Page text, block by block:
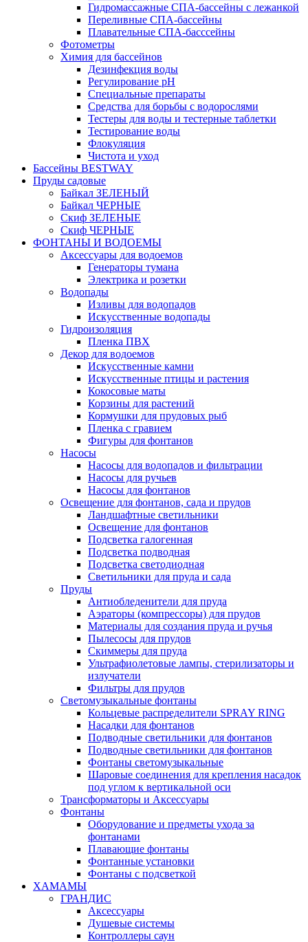
Гидромассажные СПА-бассейны с лежанкой
Переливные СПА-бассейны
Плавательные СПА-басссейны
Фотометры
Химия для бассейнов
Дезинфекция воды
Регулирование pH
Специальные препараты
Средства для борьбы с водорослями
Тестеры для воды и тестерные таблетки
Тестирование воды
Флокуляция
Чистота и уход
Бассейны BESTWAY
Пруды садовые
Байкал ЗЕЛЕНЫЙ
Байкал ЧЕРНЫЕ
Скиф ЗЕЛЕНЫЕ
Скиф ЧЕРНЫЕ
ФОНТАНЫ И ВОДОЕМЫ
Аксессуары для водоемов
Генераторы тумана
Электрика и розетки
Водопады
Изливы для водопадов
Искусственные водопады
Гидроизоляция
Пленка ПВХ
Декор для водоемов
Искусственные камни
Искусственные птицы и растения
Кокосовые маты
Корзины для растений
Кормушки для прудовых рыб
Пленка с гравием
Фигуры для фонтанов
Насосы
Насосы для водопадов и фильтрации
Насосы для ручьев
Насосы для фонтанов
Освещение для фонтанов, сада и прудов
Ландшафтные светильники
Освещение для фонтанов
Подсветка галогенная
Подсветка подводная
Подсветка светодиодная
Светильники для пруда и сада
Пруды
Антиобледенители для пруда
Аэраторы (компрессоры) для прудов
Материалы для создания пруда и ручья
Пылесосы для прудов
Скиммеры для пруда
Ультрафиолетовые лампы, стерилизаторы и
излучатели
Фильтры для прудов
Светомузыкальные фонтаны
Кольцевые распределители SPRAY RING
Насадки для фонтанов
Подводные светильники для фонтанов
Подводные светильники для фонтанов
Фонтаны светомузыкальные
Шаровые соединения для крепления насадок
под углом к вертикальной оси
Трансформаторы и Аксессуары
Фонтаны
Оборудование и предметы ухода за
фонтанами
Плавающие фонтаны
Фонтанные установки
Фонтаны с подсветкой
ХАМАМЫ
ГРАНДИС
Аксессуары
Душевые системы
Контроллеры саун